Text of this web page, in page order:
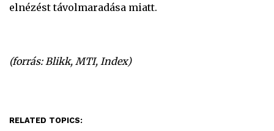
elnézést távolmaradása miatt.
(forrás: Blikk, MTI, Index)
RELATED TOPICS: